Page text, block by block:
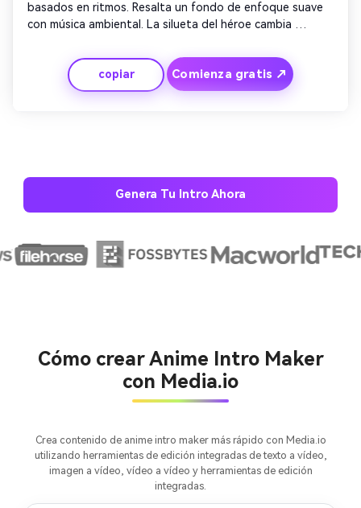
basados en ritmos. Resalta un fondo de enfoque suave
con música ambiental. La silueta del héroe cambia
ellos. Agregue bucles sin costuras para mantenerlo
perfecto para carretes o introducciones de TikTok.
Garantizar un elegante equilibrio de movimiento y calma
copiar Comienza gratis ↗
Genera Tu Intro Ahora
Cómo crear Anime Intro Maker
con Media.io
Crea contenido de anime intro maker más rápido con Media.io
utilizando herramientas de edición integradas de texto a vídeo,
imagen a vídeo, vídeo a vídeo y herramientas de edición
integradas.
Crea imágenes IA
ilimitadas. 100 %
gratis!
Empieza Gratis→